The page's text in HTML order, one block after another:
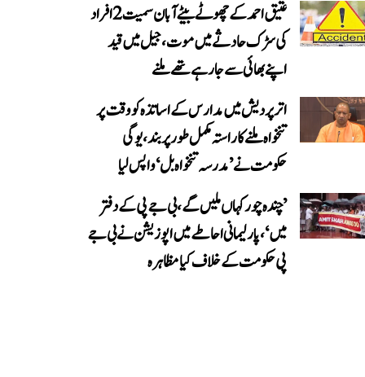
عتیق احمد کے چھوٹے بیٹے آبان سمیت 2 افراد
کی سڑک حادثے میں موت، جیل میں قید
اپنے بھائی سے جا رہے تھے ملنے
اتر پردیش میں مدارس کے اساتذہ کو وقت پر
تنخواہ ملنے کا راستہ مکمل طور پر بند، یوگی
حکومت نے ’مدرسہ تنخواہ بل‘ واپس لیا
’چندہ چور کہاں ملیں گے، بی جے پی کے دفتر
میں‘، پارلیمانی احاطے میں اپوزیشن نے بی جے
پی حکومت کے خلاف کیا مظاہرہ